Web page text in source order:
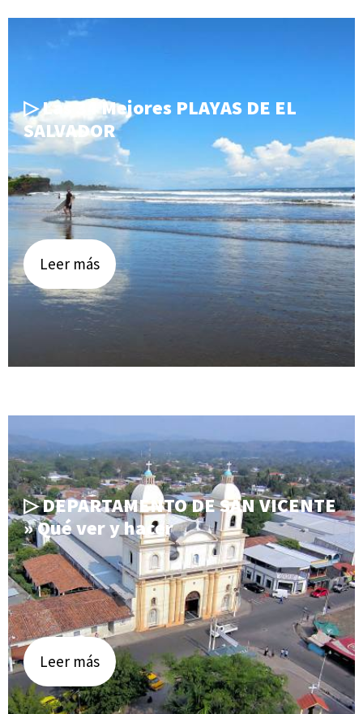
▷ Las 34 Mejores PLAYAS DE EL
SALVADOR
Leer más
▷ DEPARTAMENTO DE SAN VICENTE
» Qué ver y hacer
Leer más